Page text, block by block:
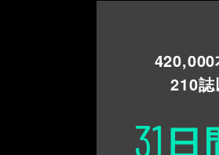
420,000
210
31日